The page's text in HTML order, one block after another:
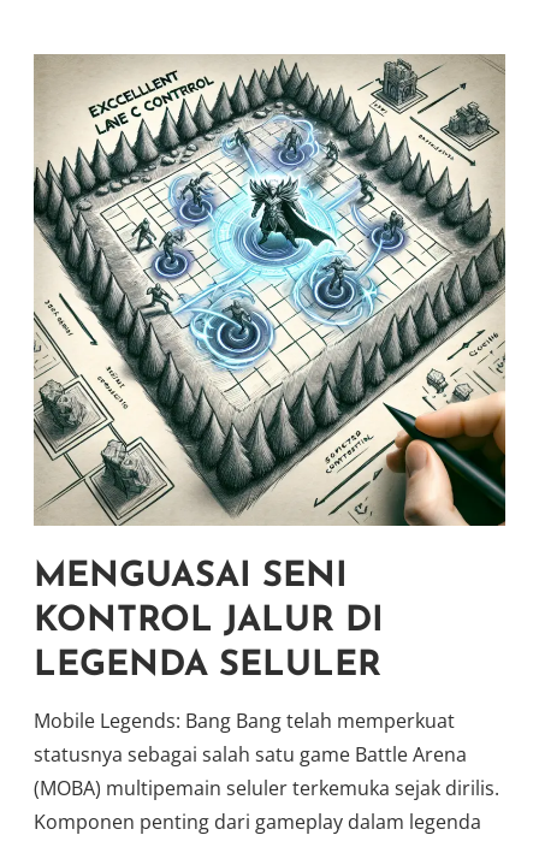
MENGUASAI SENI
KONTROL JALUR DI
LEGENDA SELULER
Mobile Legends: Bang Bang telah memperkuat
statusnya sebagai salah satu game Battle Arena
(MOBA) multipemain seluler terkemuka sejak dirilis.
Komponen penting dari gameplay dalam legenda